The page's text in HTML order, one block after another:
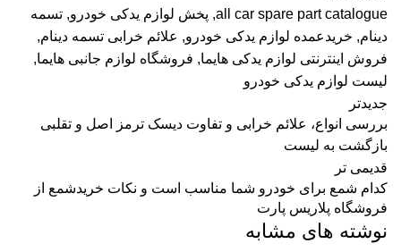
all car spare part catalogue
, پخش لوازم یدکی خودرو, تسمه
دینام, خریدعمده لوازم یدکی خودرو, علائم خرابی تسمه دینام,
فروش اینترنتی لوازم یدکی هایما, فروشگاه لوازم جانبی هایما,
لیست لوازم یدکی خودرو
جدیدتر
بررسی انواع، علائم خرابی و تفاوت دیسک ترمز اصل و تقلبی
بازگشت به لیست
قدیمی تر
کدام شمع برای خودرو شما مناسب است و نکات خریدشمع از
فروشگاه پلاریس پارت
نوشته های مشابه